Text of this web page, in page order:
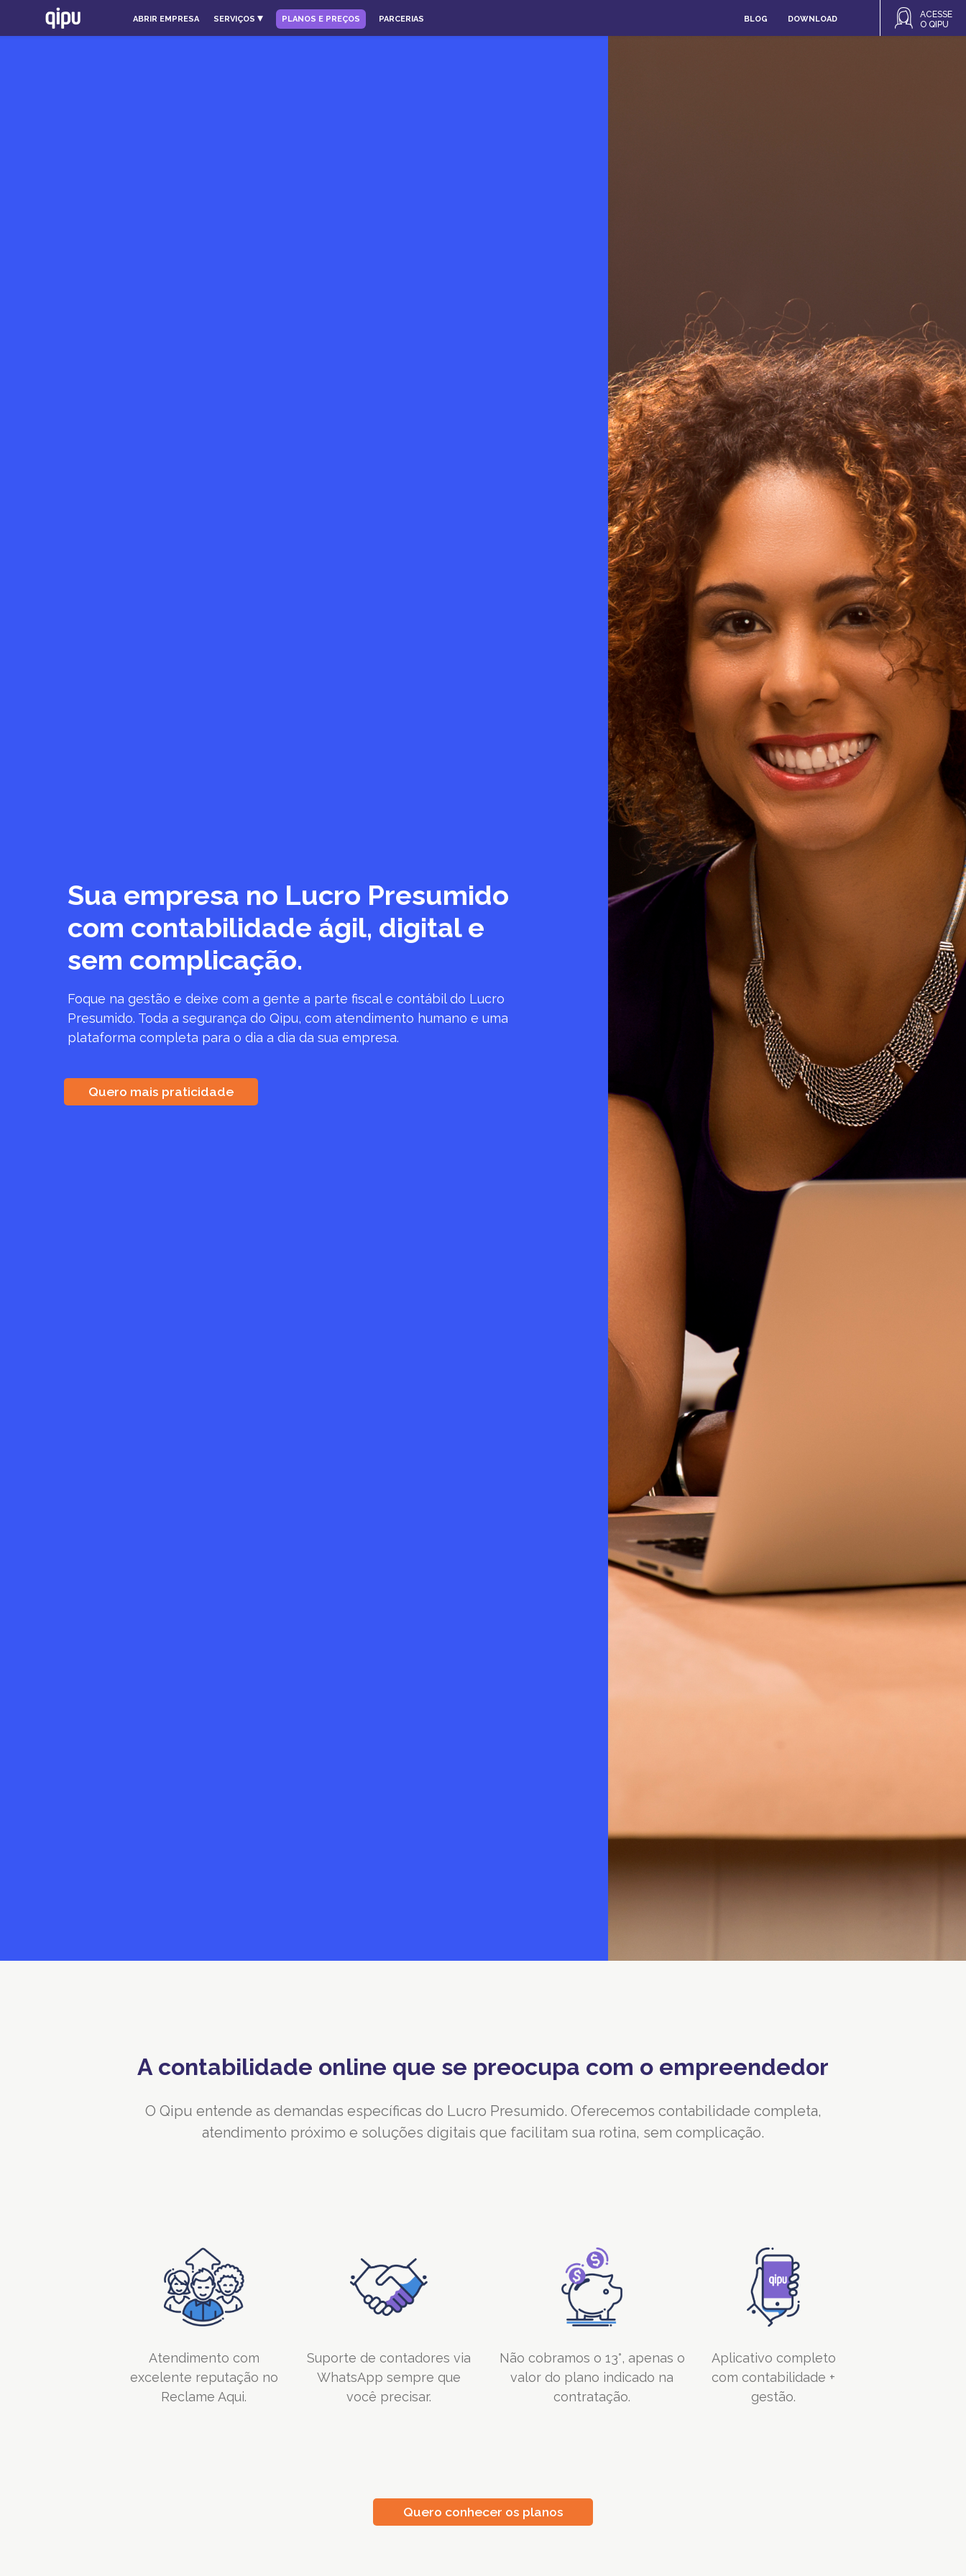
ABRIR EMPRESA SERVIÇOS PLANOS E PREÇOS PARCERIAS BLOG DOWNLOAD
ACESSE
O QIPU
Sua empresa no Lucro Presumido
com contabilidade ágil, digital e
sem complicação.
Foque na gestão e deixe com a gente a parte fiscal e contábil do Lucro
Presumido. Toda a segurança do Qipu, com atendimento humano e uma
plataforma completa para o dia a dia da sua empresa.
Quero mais praticidade
A contabilidade online que se preocupa com o empreendedor
O Qipu entende as demandas específicas do Lucro Presumido. Oferecemos contabilidade completa,
atendimento próximo e soluções digitais que facilitam sua rotina, sem complicação.
Atendimento com
excelente reputação no
Reclame Aqui.
Suporte de contadores via
WhatsApp sempre que
você precisar.
Não cobramos o 13°, apenas o
valor do plano indicado na
contratação.
Aplicativo completo
com contabilidade +
gestão.
Quero conhecer os planos